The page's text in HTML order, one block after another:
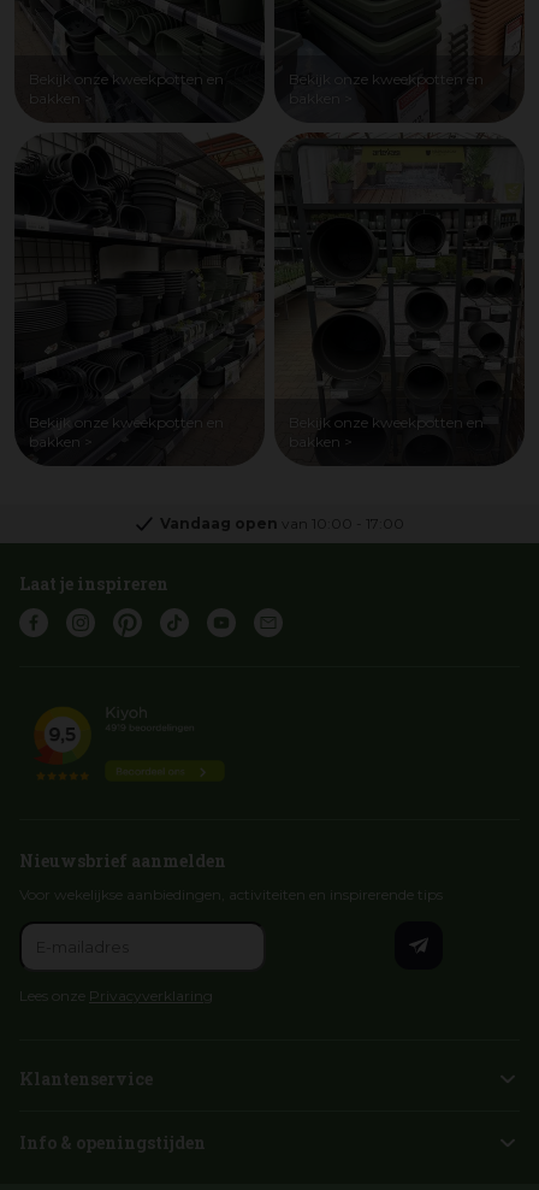
Bekijk onze kweekpotten en
bakken >
Bekijk onze kweekpotten en
bakken >
Bekijk onze kweekpotten en
bakken >
Bekijk onze kweekpotten en
bakken >
Vandaag open van 10:00 17:00
Laat je inspireren
Nieuwsbrief aanmelden
Voor wekelijkse aanbiedingen, activiteiten en inspirerende tips
Lees onze Privacyverklaring
Klantenservice
Info & openingstijden